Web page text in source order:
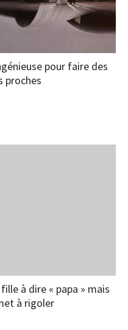
pour faire des
proches
à dire « papa » mais
à rigoler